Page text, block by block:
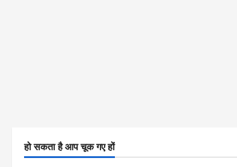
हो सकता है आप चूक गए हों